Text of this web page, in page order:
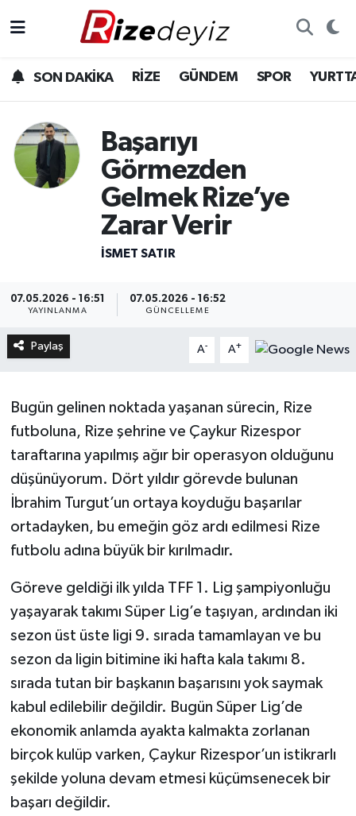
SON DAKİKA RİZE GÜNDEM SPOR
Başarıyı
Görmezden
Gelmek Rize’ye
Zarar Verir
İSMET SATIR
07.05.2026 - 16:51
YAYINLANMA
07.05.2026 - 16:52
GÜNCELLEME
Paylaş A- A+
Bugün gelinen noktada yaşanan sürecin, Rize
futboluna, Rize şehrine ve Çaykur Rizespor
taraftarına yapılmış ağır bir operasyon olduğunu
düşünüyorum. Dört yıldır görevde bulunan
İbrahim Turgut’un ortaya koyduğu başarılar
ortadayken, bu emeğin göz ardı edilmesi Rize
futbolu adına büyük bir kırılmadır.
Göreve geldiği ilk yılda TFF 1. Lig şampiyonluğu
yaşayarak takımı Süper Lig’e taşıyan, ardından iki
sezon üst üste ligi 9. sırada tamamlayan ve bu
sezon da ligin bitimine iki hafta kala takımı 8.
sırada tutan bir başkanın başarısını yok saymak
kabul edilebilir değildir. Bugün Süper Lig’de
ekonomik anlamda ayakta kalmakta zorlanan
birçok kulüp varken, Çaykur Rizespor’un istikrarlı
şekilde yoluna devam etmesi küçümsenecek bir
başarı değildir.
Gündem
Yurttan Haberler
Ekonomi
Teknoloji
Rize Hava Durumu
Rize Trafik Yoğunluk Haritası
Süper Lig Puan Durumu ve Fikstür
Tüm Manşetler
Haber Arşivi